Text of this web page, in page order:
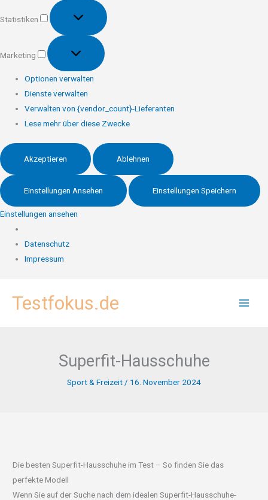
Statistiken
Statistiken
Marketing
Marketing
Optionen verwalten
Dienste verwalten
Verwalten von {vendor_count}-Lieferanten
Lese mehr über diese Zwecke
Akzeptieren Ablehnen
Einstellungen Ansehen Einstellungen Speichern
Einstellungen ansehen
Datenschutz
Impressum
InhaltTestfokus.de
Superfit-Hausschuhe
Sport & Freizeit / 16. November 2024
Die besten Superfit-Hausschuhe im Test – So finden Sie das
perfekte Modell
Wenn Sie auf der Suche nach dem idealen Superfit-Hausschuhe-